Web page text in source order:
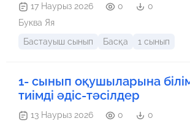
17 Наурыз 2026 0
0
Буква Яя
Бастауыш сынып
Басқа 1 сынып
1- сынып оқушыларына
тиімді әдіс-тәсілдер
13 Наурыз 2026 0
0